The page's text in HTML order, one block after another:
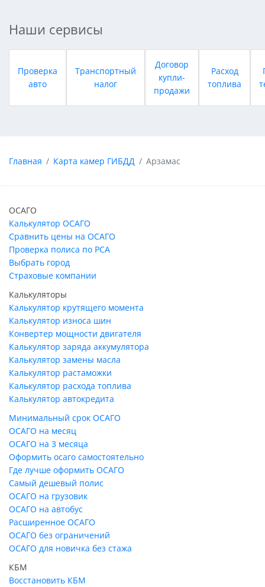
Наши сервисы
Проверка
авто
Транспортный
налог
Договор
купли-
продажи
Расход
топлива
Главная Карта камер ГИБДД Арзамас
ОСАГО
Калькулятор ОСАГО
Сравнить цены на ОСАГО
Проверка полиса по РСА
Выбрать город
Страховые компании
Калькуляторы
Калькулятор крутящего момента
Калькулятор износа шин
Конвертер мощности двигателя
Калькулятор заряда аккумулятора
Калькулятор замены масла
Калькулятор растаможки
Калькулятор расхода топлива
Калькулятор автокредита
Минимальный срок ОСАГО
ОСАГО на месяц
ОСАГО на 3 месяца
Оформить осаго самостоятельно
Где лучше оформить ОСАГО
Самый дешевый полис
ОСАГО на грузовик
ОСАГО на автобус
Расширенное ОСАГО
ОСАГО без ограничений
ОСАГО для новичка без стажа
КБМ
Восстановить КБМ